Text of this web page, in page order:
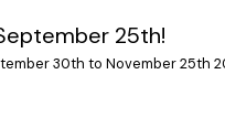
25th!
30th to November 25th